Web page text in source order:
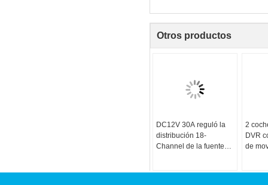
Otros productos
DC12V 30A reguló la
distribución 18-
Channel de la fuente
2
DVR
de